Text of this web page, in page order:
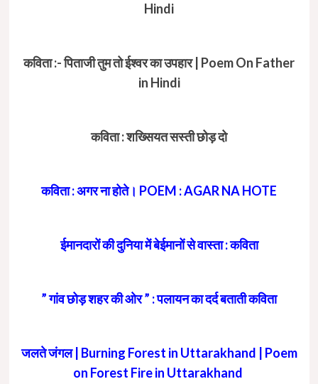
Hindi
कविता :- पिताजी तुम तो ईश्वर का उपहार | Poem On Father
in Hindi
कविता : शख्सियत सस्ती छोड़ दो
कविता : अगर ना होते। POEM : AGAR NA HOTE
ईमानदारों की दुनिया में बेईमानों से वास्ता : कविता
” गांव छोड़ शहर की ओर ” : पलायन का दर्द बताती कविता
जलते जंगल | Burning Forest in Uttarakhand | Poem
on Forest Fire in Uttarakhand